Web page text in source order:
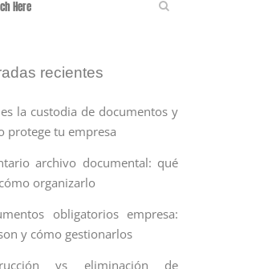
recientes
la custodia de documentos y
protege tu empresa
archivo documental: qué
organizarlo
obligatorios empresa:
y cómo gestionarlos
vs eliminación de